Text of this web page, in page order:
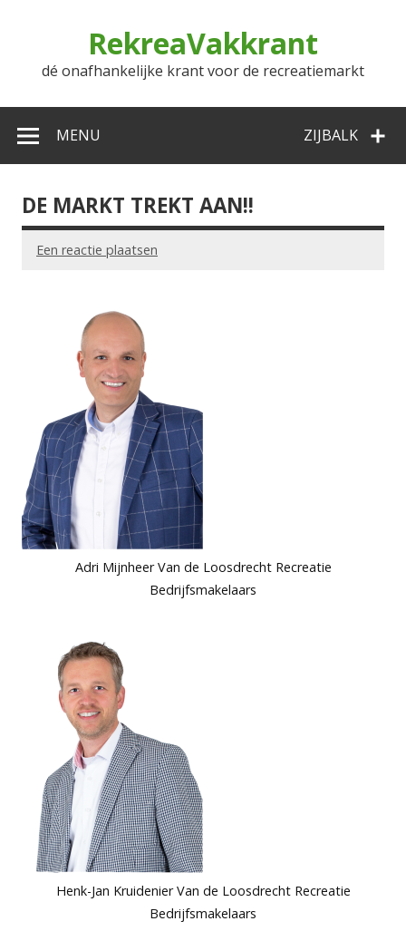
RekreaVakkrant
dé onafhankelijke krant voor de recreatiemarkt
ZIJBALK
MENU
DE MARKT TREKT AAN!!
Een reactie plaatsen
Adri Mijnheer Van de Loosdrecht Recreatie
Bedrijfsmakelaars
Henk-Jan Kruidenier Van de Loosdrecht Recreatie
Bedrijfsmakelaars